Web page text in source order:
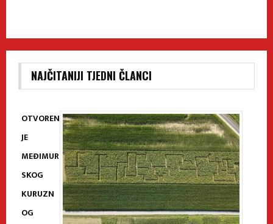
NAJČITANIJI TJEDNI ČLANCI
OTVOREN
JE
MEĐIMUR
SKOG
KURUZN
OG